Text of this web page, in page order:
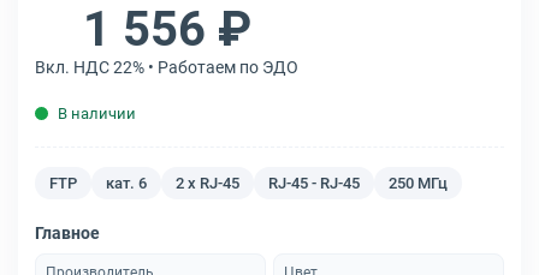
1 556 ₽
Вкл. НДС 22% • Работаем по ЭДО
В наличии
FTP кат. 6 2 x RJ-45 RJ-45 - RJ-45 250 МГц
Главное